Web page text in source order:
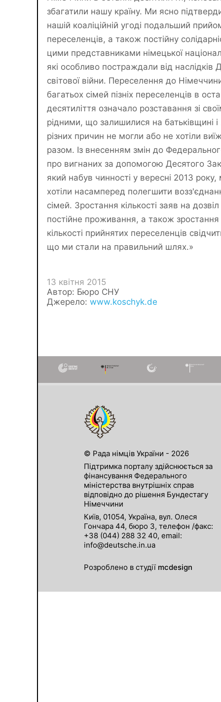
збагатили нашу країну. Ми ясно
нашій коаліційній угоді подальший
переселенців, а також постійну
цими представниками німецької
які особливо постраждали від наслідків
світової війни. Переселення до
багатьох сімей пізніх переселенців в
десятиліття означало розставання зі
рідними, що залишилися на батьківщині і
різних причин не могли або не хотіли
разом. Із внесенням змін до
про вигнаних за допомогою Десятого
який набув чинності у вересні 2013 року,
хотіли насамперед полегшити
сімей. Зростання кількості заяв на
постійне проживання, а також зростання
кількості прийнятих переселенців
що ми стали на правильний шлях.»
13 квітня 2015
Автор: Бюро СНУ
Джерело: www.koschyk.de
© Рада німців України - 2026
Підтримка порталу здійснюється за
фінансування Федерального
міністерства внутрішніх справ
відповідно до рішення Бундестагу
Німеччини
Київ, 01054, Україна, вул. Олеся
Гончара 44, бюро 3, телефон /факс:
+38 (044) 288 32 40, email:
info@deutsche.in.ua
Розроблено в студії mcdesign